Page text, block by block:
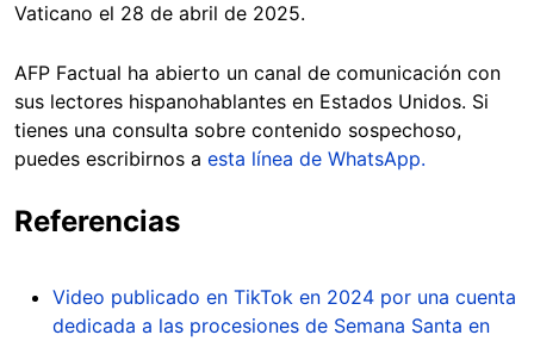
Vaticano el 28 de abril de 2025.
AFP Factual ha abierto un canal de comunicación con
sus lectores hispanohablantes en Estados Unidos. Si
tienes una consulta sobre contenido sospechoso,
puedes escribirnos a esta línea de WhatsApp.
Referencias
Video publicado en TikTok en 2024 por una cuenta
dedicada a las procesiones de Semana Santa en